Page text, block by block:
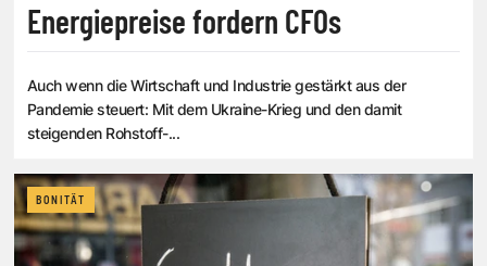
Energiepreise fordern CFOs
Auch wenn die Wirtschaft und Industrie gestärkt aus der
Pandemie steuert: Mit dem Ukraine-Krieg und den damit
steigenden Rohstoff-...
BONITÄT